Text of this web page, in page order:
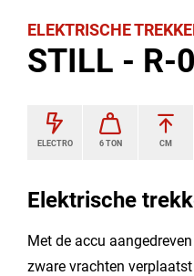
ELEKTRISCHE
STILL - R-
ELECTRO 6 TON CM
Elektrische
Met de accu
zware vrachten